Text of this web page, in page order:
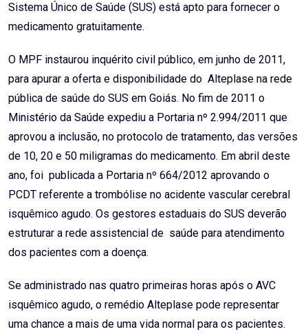
Sistema Único de Saúde (SUS) está apto para fornecer o
medicamento gratuitamente.
O MPF instaurou inquérito civil público, em junho de 2011,
para apurar a oferta e disponibilidade do Alteplase na rede
pública de saúde do SUS em Goiás. No fim de 2011 o
Ministério da Saúde expediu a Portaria nº 2.994/2011 que
aprovou a inclusão, no protocolo de tratamento, das versões
de 10, 20 e 50 miligramas do medicamento. Em abril deste
ano, foi publicada a Portaria nº 664/2012 aprovando o
PCDT referente a trombólise no acidente vascular cerebral
isquêmico agudo. Os gestores estaduais do SUS deverão
estruturar a rede assistencial de saúde para atendimento
dos pacientes com a doença.
Se administrado nas quatro primeiras horas após o AVC
isquêmico agudo, o remédio Alteplase pode representar
uma chance a mais de uma vida normal para os pacientes.